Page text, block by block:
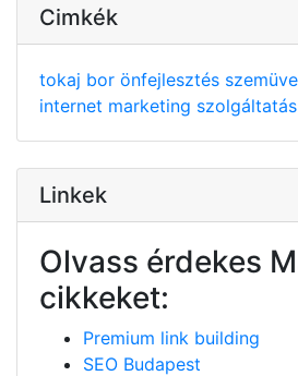
Cimkék
tokaj bor önfejlesztés
internet marketing szolgáltatás
Linkek
Olvass érdekes
cikkeket:
Premium link building
SEO Budapest